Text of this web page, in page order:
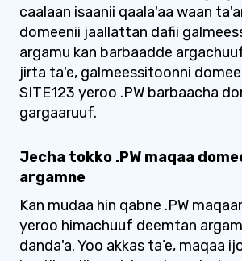
caalaan isaanii qaala'aa waan
domeenii jaallattan dafii
argamu kan barbaadde
jirta ta'e, galmeessitoonni
SITE123 yeroo .PW barbaacha
gargaaruuf.
Jecha tokko .PW maqaa
argamne
Kan mudaa hin qabne .PW
yeroo himachuuf deemtan
danda'a. Yoo akkas ta’e, maqaa